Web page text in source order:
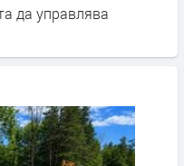
да управлява